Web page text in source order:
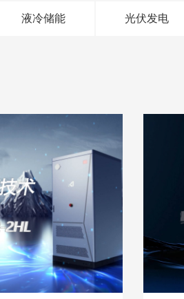
液冷储能 光伏发电